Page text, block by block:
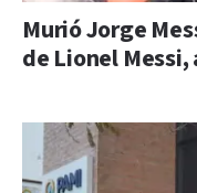
Murió Jorge
de Lionel Messi,